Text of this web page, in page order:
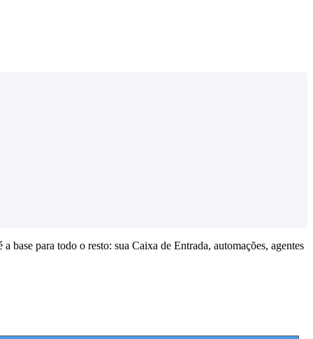
base para todo o resto: sua Caixa de Entrada, automações, agentes